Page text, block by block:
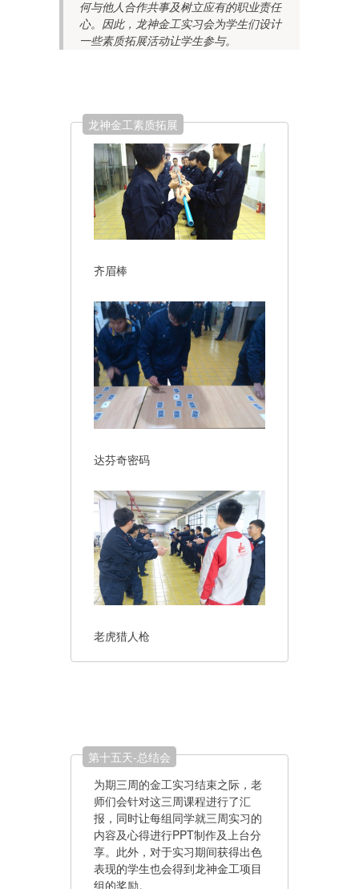
何与他人合作共事及树立应有的职业责任
心。因此，龙神金工实习会为学生们设计
一些素质拓展活动让学生参与。
龙神金工素质拓展
齐眉棒
达芬奇密码
老虎猎人枪
第十五天-总结会
为期三周的金工实习结束之际，老
师们会针对这三周课程进行了汇
报，同时让每组同学就三周实习的
内容及心得进行PPT制作及上台分
享。此外，对于实习期间获得出色
表现的学生也会得到龙神金工项目
组的奖励。